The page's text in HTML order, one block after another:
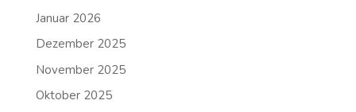
Januar 2026
Dezember 2025
November 2025
Oktober 2025